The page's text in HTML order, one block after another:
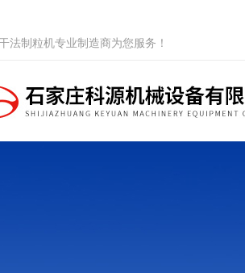
法制粒机专业制造商为您服务！